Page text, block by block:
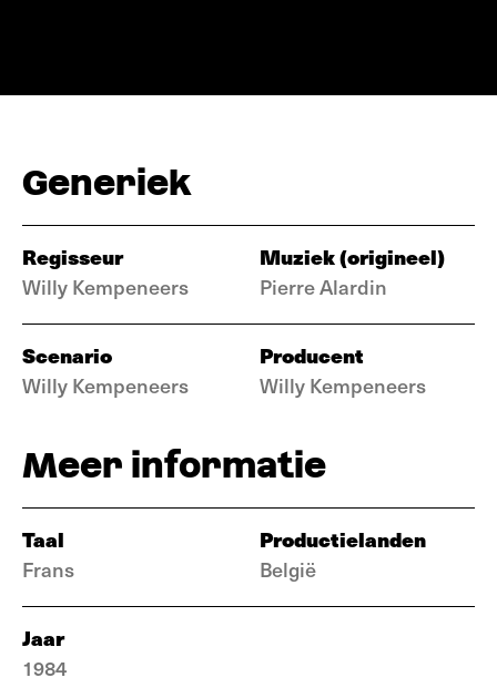
Generiek
Regisseur
Willy Kempeneers
Muziek (origineel)
Pierre Alardin
Scenario
Willy Kempeneers
Producent
Willy Kempeneers
Meer informatie
Taal
Frans
Productielanden
België
Jaar
1984